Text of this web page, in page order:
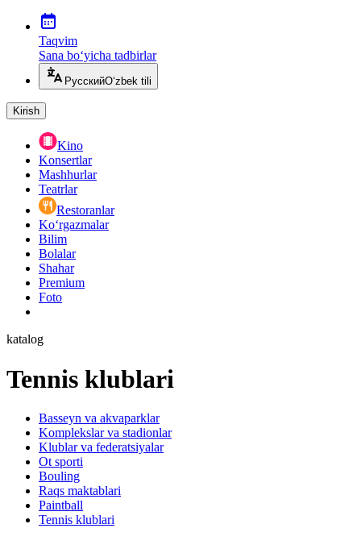
Taqvim
Sana bo‘yicha tadbirlar
РусскийO‘zbek tili
Kirish
Kino
Konsertlar
Mashhurlar
Teatrlar
Restoranlar
Ko‘rgazmalar
Bilim
Bolalar
Shahar
Premium
Foto
katalog
Tennis klublari
Basseyn va akvaparklar
Komplekslar va stadionlar
Klublar va federatsiyalar
Ot sporti
Bouling
Raqs maktablari
Paintball
Tennis klublari